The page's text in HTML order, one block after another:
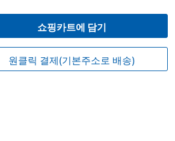
쇼핑카트에 담기
원클릭 결제(기본주소로 배송)